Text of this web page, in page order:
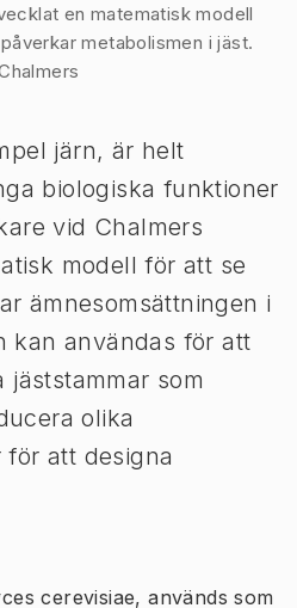
en matematisk modell
metabolismen i jäst.
järn, är helt
biologiska funktioner
vid Chalmers
modell för att se
ämnesomsättningen i
kan användas för att
som
olika
att designa
cerevisiae, används som